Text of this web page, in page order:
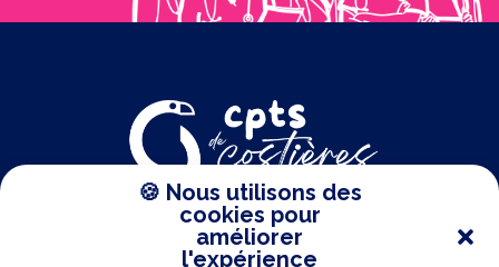
🍪 Nous utilisons des
cookies pour
améliorer
l'expérience